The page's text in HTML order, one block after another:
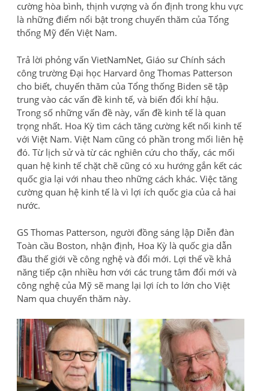
cường hòa bình, thịnh vượng và ổn định trong khu vực
là những điểm nổi bật trong chuyến thăm của Tổng
thống Mỹ đến Việt Nam.
Trả lời phỏng vấn VietNamNet, Giáo sư Chính sách
công trường Đại học Harvard ông Thomas Patterson
cho biết, chuyến thăm của Tổng thống Biden sẽ tập
trung vào các vấn đề kinh tế, và biến đổi khí hậu.
Trong số những vấn đề này, vấn đề kinh tế là quan
trọng nhất. Hoa Kỳ tìm cách tăng cường kết nối kinh tế
với Việt Nam. Việt Nam cũng có phần trong mối liên hệ
đó. Từ lịch sử và từ các nghiên cứu cho thấy, các mối
quan hệ kinh tế chặt chẽ cũng có xu hướng gắn kết các
quốc gia lại với nhau theo những cách khác. Việc tăng
cường quan hệ kinh tế là vì lợi ích quốc gia của cả hai
nước.
GS Thomas Patterson, người đồng sáng lập Diễn đàn
Toàn cầu Boston, nhận định, Hoa Kỳ là quốc gia dẫn
đầu thế giới về công nghệ và đổi mới. Lợi thế về khả
năng tiếp cận nhiều hơn với các trung tâm đổi mới và
công nghệ của Mỹ sẽ mang lại lợi ích to lớn cho Việt
Nam qua chuyến thăm này.